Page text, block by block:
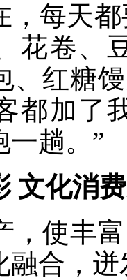
，每天
花卷、
、红糖
都加了
一趟。”
化消费
使丰富
融合，